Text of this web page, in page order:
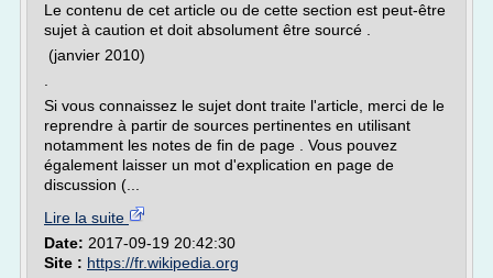
Le contenu de cet article ou de cette section est peut-être
sujet à caution et doit absolument être sourcé .
(janvier 2010)
Si vous connaissez le sujet dont traite l'article, merci de le
reprendre à partir de sources pertinentes en utilisant
notamment les notes de fin de page . Vous pouvez
également laisser un mot d'explication en page de
discussion (...
Lire la suite
Date: 2017-09-19 20:42:30
Site : https://fr.wikipedia.org